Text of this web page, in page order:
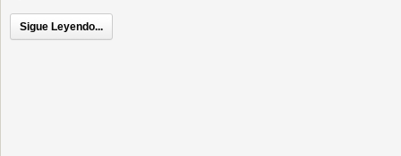
Sigue Leyendo...